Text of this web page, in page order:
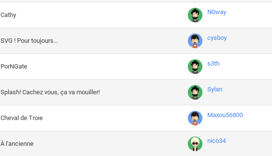
Cathy N0way
SVG ! Pour toujours... cysboy
PorNGate s3th
Splash! Cachez vous, ça va mouiller! Sylan
Cheval de Troie Maxou56800
À l'ancienne nico34